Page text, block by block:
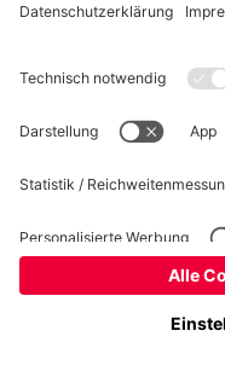
Impressum Datenschutz